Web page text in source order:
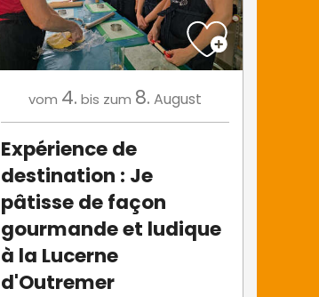
vom 4. bis zum 8. August
Expérience de
destination : Je
pâtisse de façon
gourmande et ludique
à la Lucerne
d'Outremer